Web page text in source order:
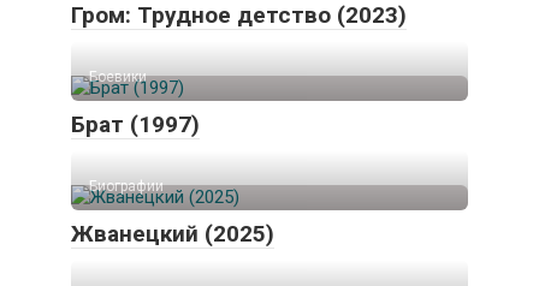
Гром: Трудное детство (2023)
Боевики
Брат (1997)
Биографии
Жванецкий (2025)